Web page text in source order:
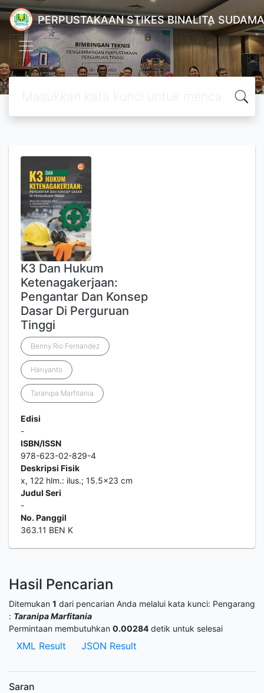
PERPUSTAKAAN STIKES BINALITA
K3 Dan Hukum
Ketenagakerjaan:
Pengantar Dan Konsep
Dasar Di Perguruan
Tinggi
Benny Rio Fernandez
Hariyanto
Taranipa Marfitania
Edisi
-
ISBN/ISSN
978-623-02-829-4
Deskripsi Fisik
x, 122 hlm.: ilus.; 15.5x23 cm
Judul Seri
-
No. Panggil
363.11 BEN K
Hasil Pencarian
Ditemukan 1 dari pencarian Anda melalui kata kunci: Pengarang
: Taranipa Marfitania
Permintaan membutuhkan 0.00284 detik untuk selesai
XML Result JSON Result
Saran